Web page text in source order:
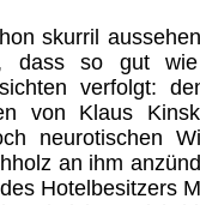
skurril
dass so gut
verfolgt:
von Klaus
neurotischen
an ihm
Hotelbesitzers